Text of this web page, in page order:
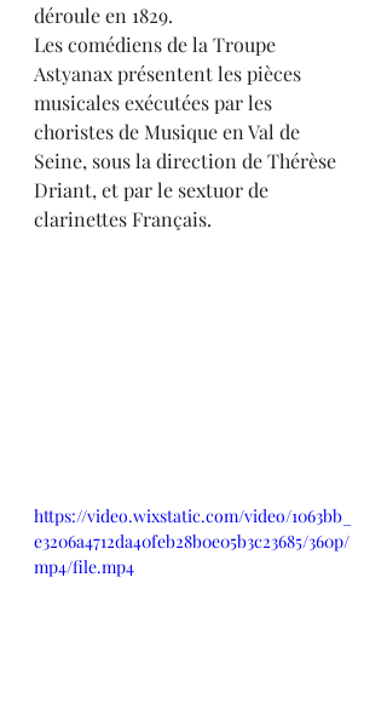
déroule en 1829.
Les comédiens de la Troupe
Astyanax présentent les pièces
musicales exécutées par les
choristes de Musique en Val de
Seine, sous la direction de Thérèse
Driant, et par le sextuor de
clarinettes Français.
https://video.wixstatic.com/video/1063bb_
e3206a4712da40feb28b0e05b3c23685/360p/
mp4/file.mp4